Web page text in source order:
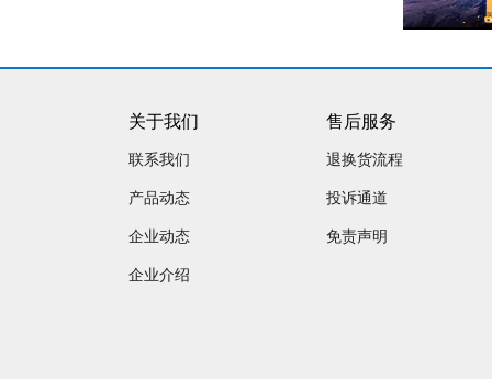
关于我们
联系我们
产品动态
企业动态
企业介绍
售后服务
退换货流程
投诉通道
免责声明